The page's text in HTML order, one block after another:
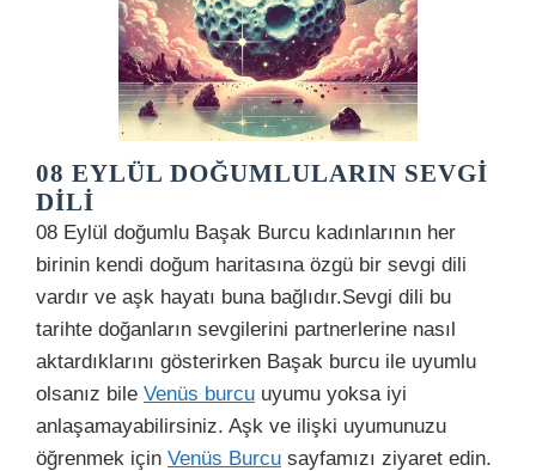
08 EYLÜL DOĞUMLULARIN SEVGI
DILI
08 Eylül doğumlu Başak Burcu kadınlarının her
birinin kendi doğum haritasına özgü bir sevgi dili
vardır ve aşk hayatı buna bağlıdır.Sevgi dili bu
tarihte doğanların sevgilerini partnerlerine nasıl
aktardıklarını gösterirken Başak burcu ile uyumlu
olsanız bile Venüs burcu uyumu yoksa iyi
anlaşamayabilirsiniz. Aşk ve ilişki uyumunuzu
öğrenmek için Venüs Burcu sayfamızı ziyaret edin.